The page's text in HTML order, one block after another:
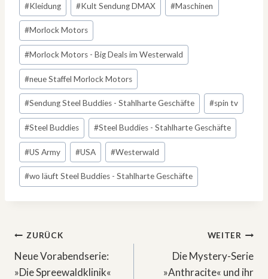
#Kleidung #Kult Sendung DMAX #Maschinen
#Morlock Motors
#Morlock Motors - Big Deals im Westerwald
#neue Staffel Morlock Motors
#Sendung Steel Buddies - Stahlharte Geschäfte #spin tv
#Steel Buddies #Steel Buddies - Stahlharte Geschäfte
#US Army #USA #Westerwald
#wo läuft Steel Buddies - Stahlharte Geschäfte
Beitragsnavigation
ZURÜCK
Neue Vorabendserie:
»Die Spreewaldklinik«
WEITER
Die Mystery-Serie
»Anthracite« und ihr